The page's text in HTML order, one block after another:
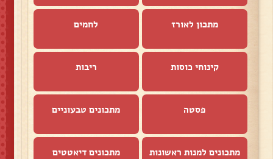
מתכון לאורז לחמים
קינוחי כוסות ריבות
פסטה מתכונים טבעוניים
מתכונים למנות ראשונות מתכונים דיאטטים